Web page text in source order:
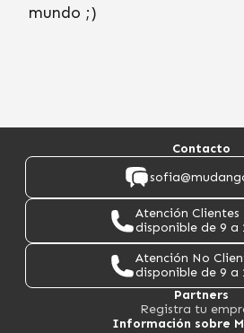
mundo ;)
Contacto
Atención Clientes
disponible de 9 a
Atención No
disponible de 9 a
Partners
Registra tu
Información sobre